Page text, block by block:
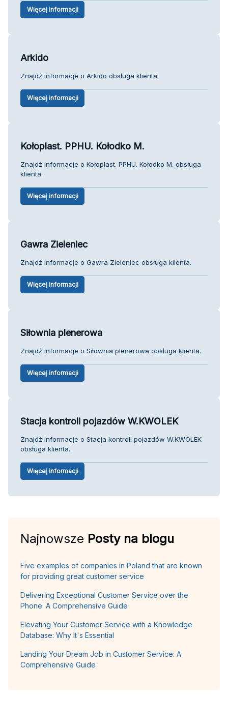
Więcej informacji
Arkido
Znajdź informacje o Arkido obsługa klienta.
Więcej informacji
Kołoplast. PPHU. Kołodko M.
Znajdź informacje o Kołoplast. PPHU. Kołodko M. obsługa
klienta.
Więcej informacji
Gawra Zieleniec
Znajdź informacje o Gawra Zieleniec obsługa klienta.
Więcej informacji
Siłownia plenerowa
Znajdź informacje o Siłownia plenerowa obsługa klienta.
Więcej informacji
Stacja kontroli pojazdów W.KWOLEK
Znajdź informacje o Stacja kontroli pojazdów W.KWOLEK
obsługa klienta.
Więcej informacji
Najnowsze Posty na blogu
Five examples of companies in Poland that are known
for providing great customer service
Delivering Exceptional Customer Service over the
Phone: A Comprehensive Guide
Elevating Your Customer Service with a Knowledge
Database: Why It's Essential
Landing Your Dream Job in Customer Service: A
Comprehensive Guide